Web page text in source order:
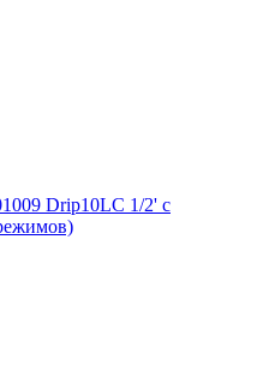
Drip10LC 1/2' с